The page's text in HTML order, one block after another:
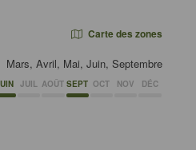
Carte des zones
Mars, Avril, Mai, Juin, Septembre
JUIL AOÛT SEPT OCT NOV DÉC